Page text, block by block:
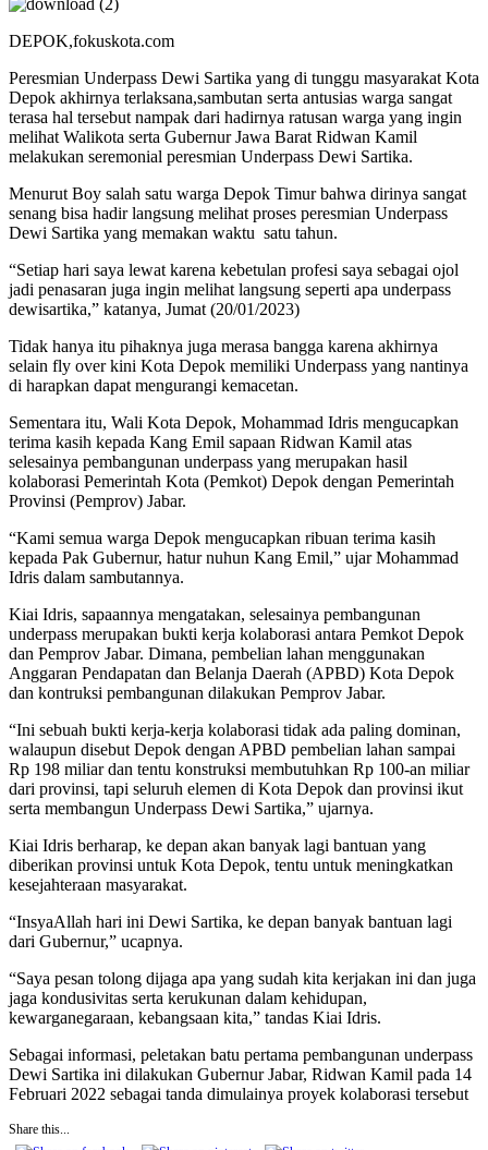
DEPOK,fokuskota.com
Peresmian Underpass Dewi Sartika yang di tunggu masyarakat Kota
Depok akhirnya terlaksana,sambutan serta antusias warga sangat
terasa hal tersebut nampak dari hadirnya ratusan warga yang ingin
melihat Walikota serta Gubernur Jawa Barat Ridwan Kamil
melakukan seremonial peresmian Underpass Dewi Sartika.
Menurut Boy salah satu warga Depok Timur bahwa dirinya sangat
senang bisa hadir langsung melihat proses peresmian Underpass
Dewi Sartika yang memakan waktu satu tahun.
“Setiap hari saya lewat karena kebetulan profesi saya sebagai ojol
jadi penasaran juga ingin melihat langsung seperti apa underpass
dewisartika,” katanya, Jumat (20/01/2023)
Tidak hanya itu pihaknya juga merasa bangga karena akhirnya
selain fly over kini Kota Depok memiliki Underpass yang nantinya
di harapkan dapat mengurangi kemacetan.
Sementara itu, Wali Kota Depok, Mohammad Idris mengucapkan
terima kasih kepada Kang Emil sapaan Ridwan Kamil atas
selesainya pembangunan underpass yang merupakan hasil
kolaborasi Pemerintah Kota (Pemkot) Depok dengan Pemerintah
Provinsi (Pemprov) Jabar.
“Kami semua warga Depok mengucapkan ribuan terima kasih
kepada Pak Gubernur, hatur nuhun Kang Emil,” ujar Mohammad
Idris dalam sambutannya.
Kiai Idris, sapaannya mengatakan, selesainya pembangunan
underpass merupakan bukti kerja kolaborasi antara Pemkot Depok
dan Pemprov Jabar. Dimana, pembelian lahan menggunakan
Anggaran Pendapatan dan Belanja Daerah (APBD) Kota Depok
dan kontruksi pembangunan dilakukan Pemprov Jabar.
“Ini sebuah bukti kerja-kerja kolaborasi tidak ada paling dominan,
walaupun disebut Depok dengan APBD pembelian lahan sampai
Rp 198 miliar dan tentu konstruksi membutuhkan Rp 100-an miliar
dari provinsi, tapi seluruh elemen di Kota Depok dan provinsi ikut
serta membangun Underpass Dewi Sartika,” ujarnya.
Kiai Idris berharap, ke depan akan banyak lagi bantuan yang
diberikan provinsi untuk Kota Depok, tentu untuk meningkatkan
kesejahteraan masyarakat.
“InsyaAllah hari ini Dewi Sartika, ke depan banyak bantuan lagi
dari Gubernur,” ucapnya.
“Saya pesan tolong dijaga apa yang sudah kita kerjakan ini dan juga
jaga kondusivitas serta kerukunan dalam kehidupan,
kewarganegaraan, kebangsaan kita,” tandas Kiai Idris.
Sebagai informasi, peletakan batu pertama pembangunan underpass
Dewi Sartika ini dilakukan Gubernur Jabar, Ridwan Kamil pada 14
Februari 2022 sebagai tanda dimulainya proyek kolaborasi tersebut
Share this...